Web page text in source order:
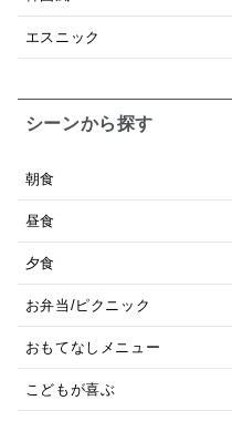
エスニック
シーンから探す
朝食
昼食
夕食
お弁当/ピクニック
おもてなしメニュー
こどもが喜ぶ